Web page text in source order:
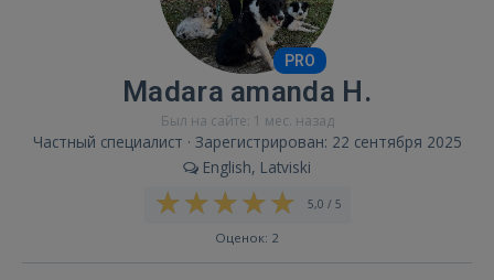
PRO
Madara amanda H.
Был на сайте: 1 мес. назад
Частный специалист · Зарегистрирован: 22 сентября 2025
English, Latviski
5,0 / 5
Оценок: 2